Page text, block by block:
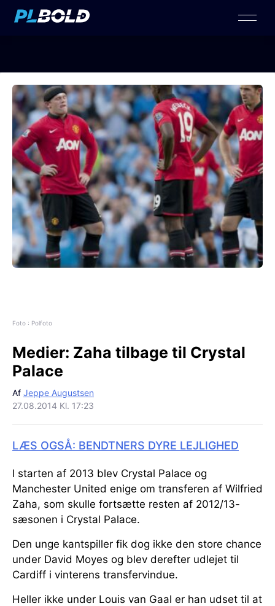
Foto : Polfoto
Medier: Zaha tilbage til Crystal
Palace
Af Jeppe Augustsen
27.08.2014 Kl. 17:23
LÆS OGSÅ: BENDTNERS DYRE LEJLIGHED
I starten af 2013 blev Crystal Palace og
Manchester United enige om transferen af Wilfried
Zaha, som skulle fortsætte resten af 2012/13-
sæsonen i Crystal Palace.
Den unge kantspiller fik dog ikke den store chance
under David Moyes og blev derefter udlejet til
Cardiff i vinterens transfervindue.
Heller ikke under Louis van Gaal er han udset til at